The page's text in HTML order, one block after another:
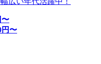
〜
円〜